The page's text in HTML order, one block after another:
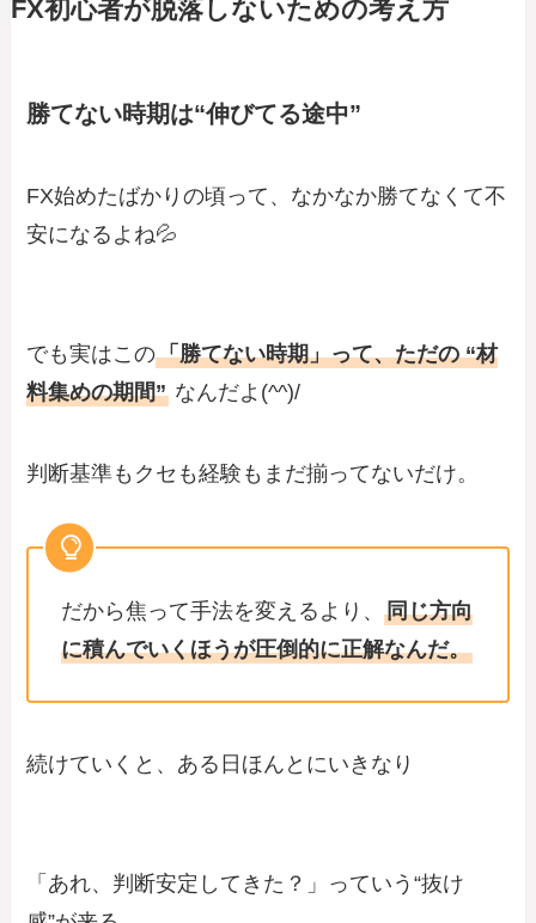
FX初心者が脱落しないための考え方
勝てない時期は“伸びてる途中”
FX始めたばかりの頃って、なかなか勝てなくて不
安になるよね💦
でも実はこの「勝てない時期」って、ただの “材
料集めの期間” なんだよ(^^)/
判断基準もクセも経験もまだ揃ってないだけ。
だから焦って手法を変えるより、同じ方向
に積んでいくほうが圧倒的に正解なんだ。
続けていくと、ある日ほんとにいきなり
「あれ、判断安定してきた？」っていう“抜け